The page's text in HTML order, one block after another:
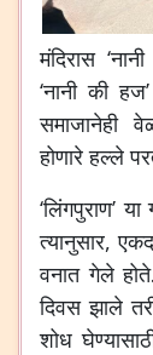
मंदिरास
‘नानी की
समाजानेही
होणारे हल्ले
‘लिंगपुराण’
त्यानुसार,
वनात गेले
दिवस झाले
शोध